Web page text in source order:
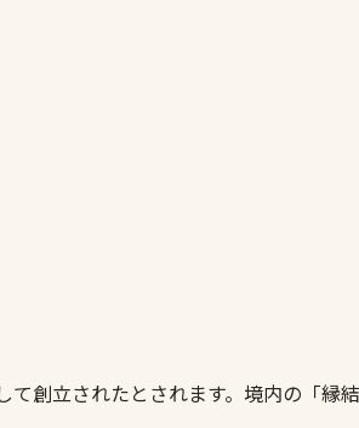
創立されたとされます。境内の「縁